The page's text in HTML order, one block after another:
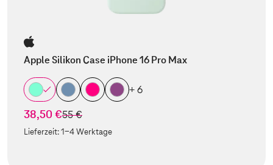
Apple Silikon Case iPhone 16 Pro Max
+ 6
38,50 €statt
55 €
Lieferzeit:1-4 Werktage